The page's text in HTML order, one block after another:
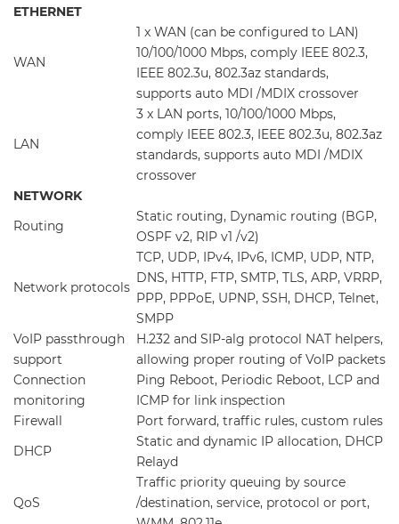
ETHERNET
WAN
1 x WAN (can be configured to LAN)
10/100/1000 Mbps, comply IEEE 802.3,
IEEE 802.3u, 802.3az standards,
supports auto MDI /MDIX crossover
LAN
3 x LAN ports, 10/100/1000 Mbps,
comply IEEE 802.3, IEEE 802.3u, 802.3az
standards, supports auto MDI /MDIX
crossover
NETWORK
Routing
Static routing, Dynamic routing (BGP,
OSPF v2, RIP v1 /v2)
Network protocols
TCP, UDP, IPv4, IPv6, ICMP, UDP, NTP,
DNS, HTTP, FTP, SMTP, TLS, ARP, VRRP,
PPP, PPPoE, UPNP, SSH, DHCP, Telnet,
SMPP
VoIP passthrough
support
H.232 and SIP-alg protocol NAT helpers,
allowing proper routing of VoIP packets
Connection
monitoring
Ping Reboot, Periodic Reboot, LCP and
ICMP for link inspection
Firewall
Port forward, traffic rules, custom rules
DHCP
Static and dynamic IP allocation, DHCP
Relayd
QoS
Traffic priority queuing by source
/destination, service, protocol or port,